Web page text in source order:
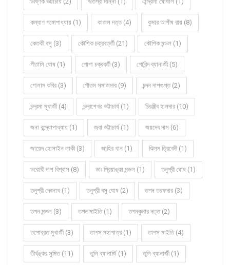
কল্যাণ গঙ্গোপাধ্যায় (1) কাজল দত্ত (4) কুমার আশীষ রায় (8)
কেতকী বসু (3) কৌশিক চক্রবর্ত্তী (21) কৌশিক মন্ডল (1)
গীতালি ঘোষ (1) গোপা চক্রবর্তী (3) গোবিন্দ ব্যানার্জী (5)
গোলাম কবির (3) গৌতম সমাজদার (9) চন্দন দাশগুপ্ত (2)
চন্দ্রমা মুখার্জী (4) চন্দ্রশেখর ভট্টাচার্য (1) চিরঞ্জীব হালদার (10)
জনা বন্দ্যোপাধ্যায় (1) জবা ভট্টাচার্য (1) জয়দেব দাস (6)
জায়েদ হোসাইন লাকী (3) জাহির খান (1) ঝিলম ত্রিবেদী (1)
ডরোথী দাশ বিশ্বাস (8) ডাঃ প্রিয়াঙ্কা মন্ডল (1) তনুশ্রী ঘোষ (1)
তনুশ্রী দেবনাথ (1) তনুশ্রী বসু ঘোষ (2) তপন তরফদার (3)
তপন মন্ডল (3) তপন মাইতি (1) তপনকুমার দত্ত (2)
তপোব্রত মুখার্জী (3) তাপস মহাপাত্র (1) তাপস মাইতি (4)
তীর্থঙ্কর সুমিত (11) তুলি ব্যানার্জি (1) তুলি ব্যানার্জী (1)